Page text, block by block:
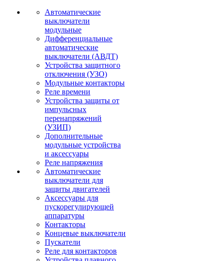
Автоматические
выключатели
модульные
Дифференциальные
автоматические
выключатели (АВДТ)
Устройства защитного
отключения (УЗО)
Модульные контакторы
Реле времени
Устройства защиты от
импульсных
перенапряжений
(УЗИП)
Дополнительные
модульные устройства
и аксессуары
Реле напряжения
Автоматические
выключатели для
защиты двигателей
Аксессуары для
пускорегулирующей
аппаратуры
Контакторы
Концевые выключатели
Пускатели
Реле для контакторов